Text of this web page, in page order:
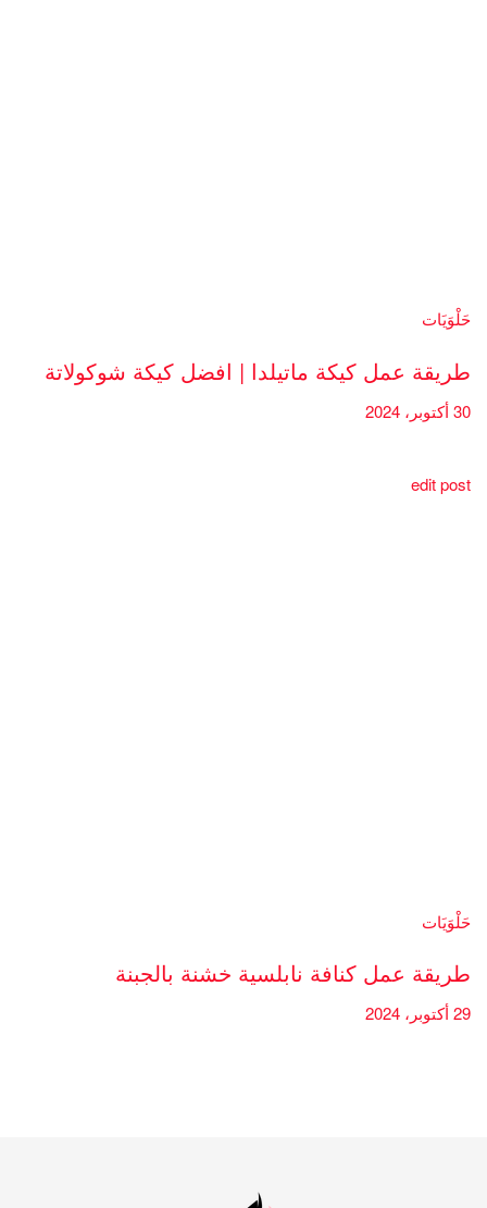
حَلْوَيَات
طريقة عمل كيكة ماتيلدا | افضل كيكة شوكولاتة
30 أكتوبر، 2024
edit post
حَلْوَيَات
طريقة عمل كنافة نابلسية خشنة بالجبنة
29 أكتوبر، 2024